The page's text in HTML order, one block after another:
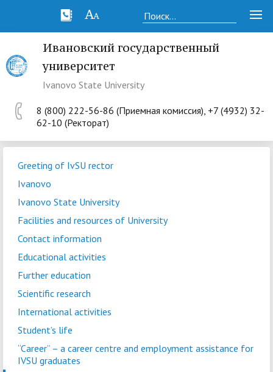
Ивановский государственный
университет
Ivanovo State University
8 (800) 222-56-86 (Приемная комиссия), +7 (4932) 32-
62-10 (Ректорат)
Greeting of IvSU rector
Ivanovo
Ivanovo State University
Facilities and resources of University
Contact information
Educational activities
Further education
Scientific research
International activities
Student’s life
“Career” – a сareer centre and employment assistance for
IVSU graduates